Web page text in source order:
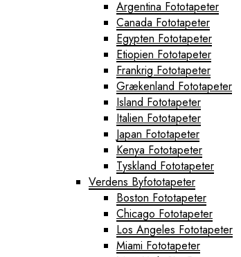
Argentina Fototapeter
Canada Fototapeter
Egypten Fototapeter
Etiopien Fototapeter
Frankrig Fototapeter
Grækenland Fototapeter
Island Fototapeter
Italien Fototapeter
Japan Fototapeter
Kenya Fototapeter
Tyskland Fototapeter
Verdens Byfototapeter
Boston Fototapeter
Chicago Fototapeter
Los Angeles Fototapeter
Miami Fototapeter